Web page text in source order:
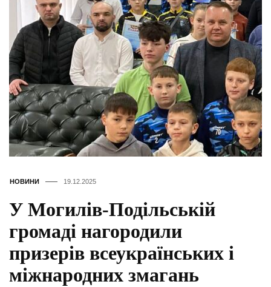
НОВИНИ 19.12.2025
У Могилів-Подільській
громаді нагородили
призерів всеукраїнських і
міжнародних змагань